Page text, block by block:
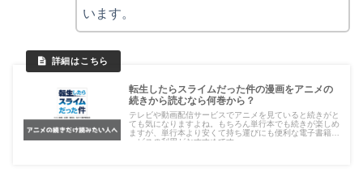
います。
転生したらスライムだった件の漫画をアニメの
続きから読むなら何巻から？
テレビや動画配信サービスでアニメを見ていると続きがと
ても気になりますよね。もちろん単行本でも続きが楽しめ
ますが、単行本より安くて持ち運びにも便利な電子書籍サ
ービスの利用がおすすめです。